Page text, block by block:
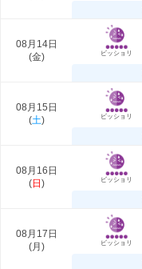
08月14日
(金) ビッショリ
08月15日
(土) ビッショリ
08月16日
(日 ) ビッショリ
08月17日
(月 ) ビッショリ